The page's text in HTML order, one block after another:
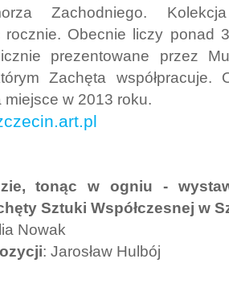
Zachodniego.
rocznie. Obecnie liczy ponad
prezentowane przez
Zachęta współpracuje.
miejsce w 2013 roku.
tonąc w ogniu -
Sztuki Współczesnej w
Nowak
: Jarosław Hulbój